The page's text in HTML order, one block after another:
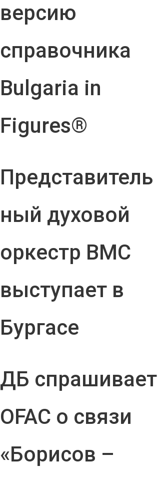
версию
справочника
Bulgaria in
Figures®
Представитель
ный духовой
оркестр ВМС
выступает в
Бургасе
ДБ спрашивает
OFAC о связи
«Борисов –